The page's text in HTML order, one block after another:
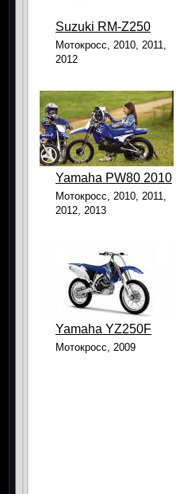
Suzuki RМ-Z250
Мотокросс, 2010, 2011,
2012
Yamaha PW80 2010
Мотокросс, 2010, 2011,
2012, 2013
Yamaha YZ250F
Мотокросс, 2009